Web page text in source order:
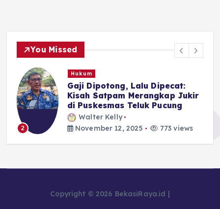
You Missed
Pemerintahan
Polemik Pemotongan Gaji
Tenaga Keamanan Puskesmas
Teluk Pucung Berakhir Damai:
Mediasi, Kompensasi, dan Janji
Perbaikan